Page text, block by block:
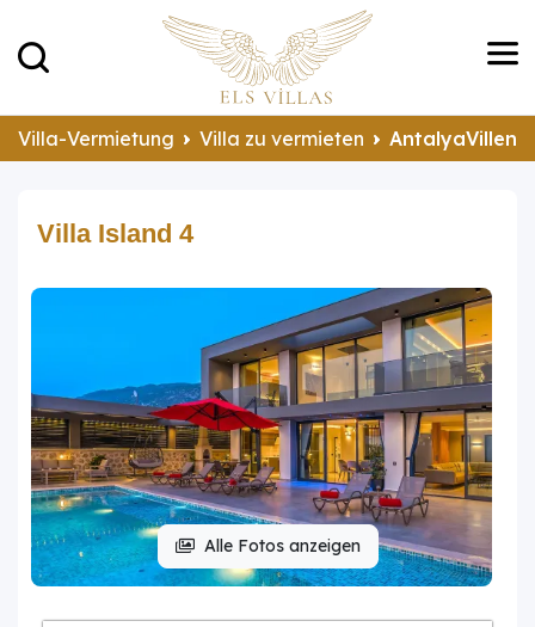
Villa-Vermietung Villa zu vermieten AntalyaVillen
Villa Island 4
Alle Fotos anzeigen